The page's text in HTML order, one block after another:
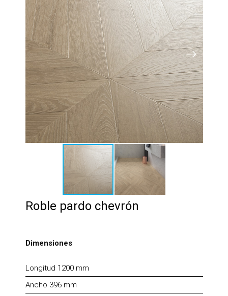
Roble pardo chevrón
Dimensiones
Longitud 1200 mm
Ancho 396 mm